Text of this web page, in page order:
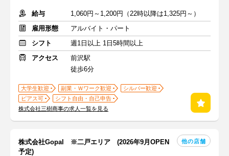
給与
1,060円～1,200円（22時以降は1,325円～）
雇用形態
アルバイト・パート
シフト
週1日以上 1日5時間以上
アクセス
前沢駅
徒歩6分
大学生歓迎 副業・Ｗワーク歓迎
シルバー歓迎
ピアス可
シフト自由・自己申告
株式会社三樹商事の求人一覧を見る
株式会社Gopal ※二戸エリア (2026年9月OPEN
予定)
他の店舗